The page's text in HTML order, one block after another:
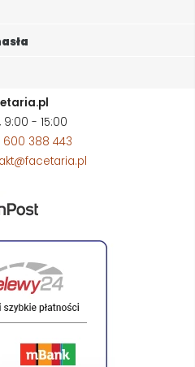
9:00 - 15:00
600 388 443